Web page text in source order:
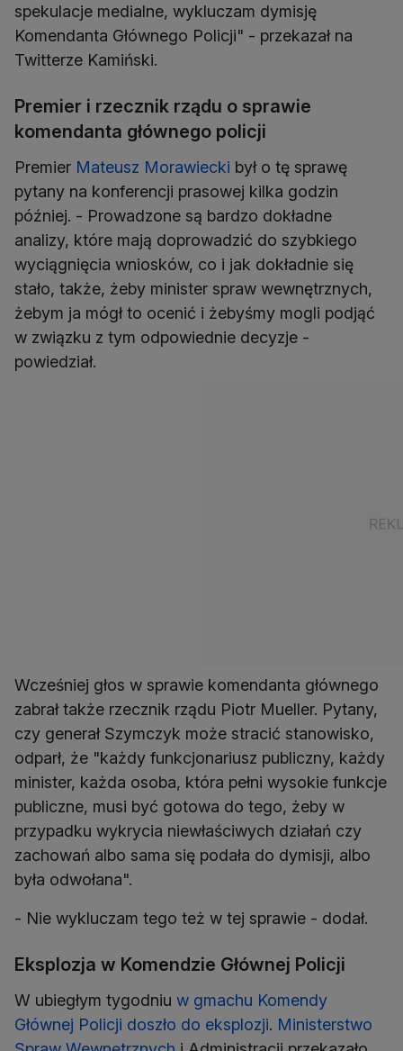
spekulacje medialne, wykluczam dymisję
Komendanta Głównego Policji" - przekazał na
Twitterze Kamiński.
Premier i rzecznik rządu o sprawie
komendanta głównego policji
Premier Mateusz Morawiecki był o tę sprawę
pytany na konferencji prasowej kilka godzin
później. - Prowadzone są bardzo dokładne
analizy, które mają doprowadzić do szybkiego
wyciągnięcia wniosków, co i jak dokładnie się
stało, także, żeby minister spraw wewnętrznych,
żebym ja mógł to ocenić i żebyśmy mogli podjąć
w związku z tym odpowiednie decyzje -
powiedział.
Wcześniej głos w sprawie komendanta głównego
zabrał także rzecznik rządu Piotr Mueller. Pytany,
czy generał Szymczyk może stracić stanowisko,
odparł, że "każdy funkcjonariusz publiczny, każdy
minister, każda osoba, która pełni wysokie funkcje
publiczne, musi być gotowa do tego, żeby w
przypadku wykrycia niewłaściwych działań czy
zachowań albo sama się podała do dymisji, albo
była odwołana".
- Nie wykluczam tego też w tej sprawie - dodał.
Eksplozja w Komendzie Głównej Policji
W ubiegłym tygodniu w gmachu Komendy
Głównej Policji doszło do eksplozji. Ministerstwo